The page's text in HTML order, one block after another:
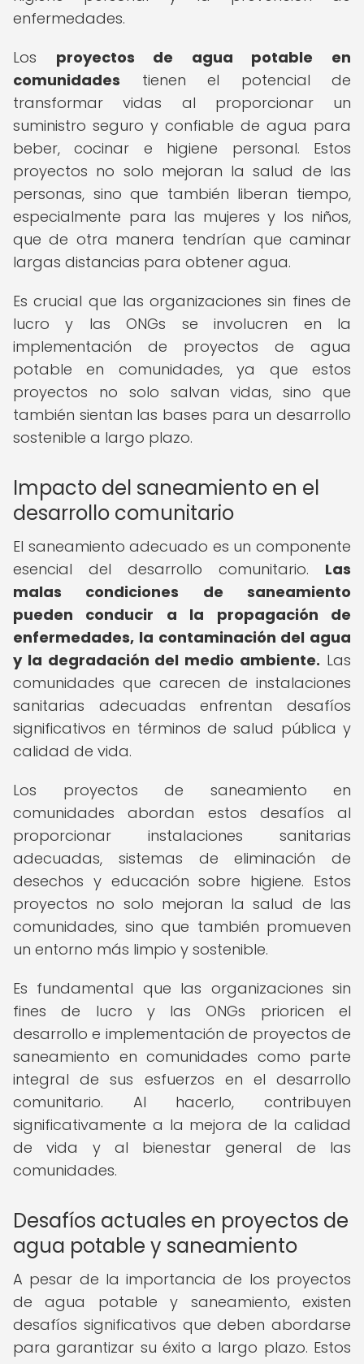
enfermedades.
Los proyectos de agua potable en
comunidades tienen el potencial de
transformar vidas al proporcionar un
suministro seguro y confiable de agua para
beber, cocinar e higiene personal. Estos
proyectos no solo mejoran la salud de las
personas, sino que también liberan tiempo,
especialmente para las mujeres y los niños,
que de otra manera tendrían que caminar
largas distancias para obtener agua.
Es crucial que las organizaciones sin fines de
lucro y las ONGs se involucren en la
implementación de proyectos de agua
potable en comunidades, ya que estos
proyectos no solo salvan vidas, sino que
también sientan las bases para un desarrollo
sostenible a largo plazo.
Impacto del saneamiento en el
desarrollo comunitario
El saneamiento adecuado es un componente
esencial del desarrollo comunitario. Las
malas condiciones de saneamiento
pueden conducir a la propagación de
enfermedades, la contaminación del agua
y la degradación del medio ambiente. Las
comunidades que carecen de instalaciones
sanitarias adecuadas enfrentan desafíos
significativos en términos de salud pública y
calidad de vida.
Los proyectos de saneamiento en
comunidades abordan estos desafíos al
proporcionar instalaciones sanitarias
adecuadas, sistemas de eliminación de
desechos y educación sobre higiene. Estos
proyectos no solo mejoran la salud de las
comunidades, sino que también promueven
un entorno más limpio y sostenible.
Es fundamental que las organizaciones sin
fines de lucro y las ONGs prioricen el
desarrollo e implementación de proyectos de
saneamiento en comunidades como parte
integral de sus esfuerzos en el desarrollo
comunitario. Al hacerlo, contribuyen
significativamente a la mejora de la calidad
de vida y al bienestar general de las
comunidades.
Desafíos actuales en proyectos de
agua potable y saneamiento
A pesar de la importancia de los proyectos
de agua potable y saneamiento, existen
desafíos significativos que deben abordarse
para garantizar su éxito a largo plazo. Estos